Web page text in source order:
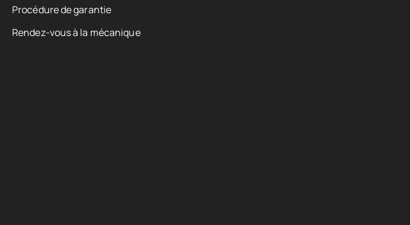
Procédure de garantie
Rendez-vous à la mécanique